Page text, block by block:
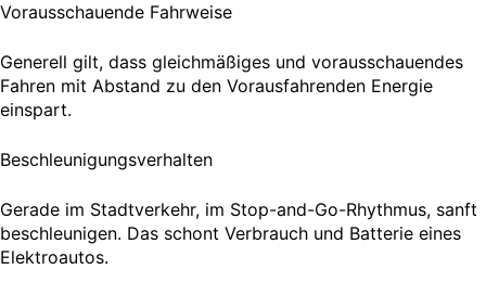
Vorausschauende Fahrweise
Generell gilt, dass gleichmäßiges und vorausschauendes
Fahren mit Abstand zu den Vorausfahrenden Energie
einspart.
Beschleunigungsverhalten
Gerade im Stadtverkehr, im Stop-and-Go-Rhythmus, sanft
beschleunigen. Das schont Verbrauch und Batterie eines
Elektroautos.